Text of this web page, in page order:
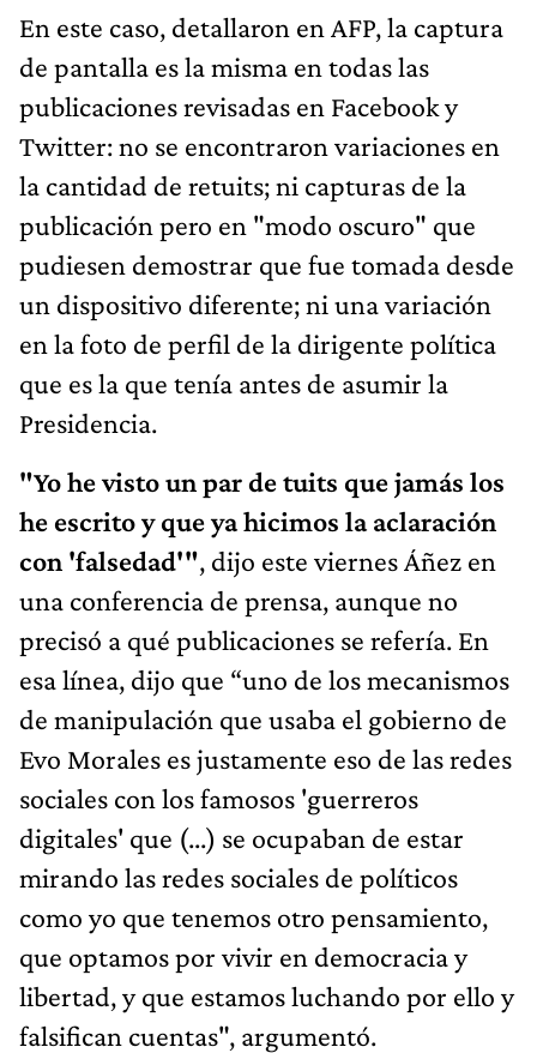
En este caso, detallaron en AFP, la captura
de pantalla es la misma en todas las
publicaciones revisadas en Facebook y
Twitter: no se encontraron variaciones en
la cantidad de retuits; ni capturas de la
publicación pero en "modo oscuro" que
pudiesen demostrar que fue tomada desde
un dispositivo diferente; ni una variación
en la foto de perfil de la dirigente política
que es la que tenía antes de asumir la
Presidencia.
"Yo he visto un par de tuits que jamás los
he escrito y que ya hicimos la aclaración
con 'falsedad'", dijo este viernes Áñez en
una conferencia de prensa, aunque no
precisó a qué publicaciones se refería. En
esa línea, dijo que “uno de los mecanismos
de manipulación que usaba el gobierno de
Evo Morales es justamente eso de las redes
sociales con los famosos 'guerreros
digitales' que (...) se ocupaban de estar
mirando las redes sociales de políticos
como yo que tenemos otro pensamiento,
que optamos por vivir en democracia y
libertad, y que estamos luchando por ello y
falsifican cuentas", argumentó.